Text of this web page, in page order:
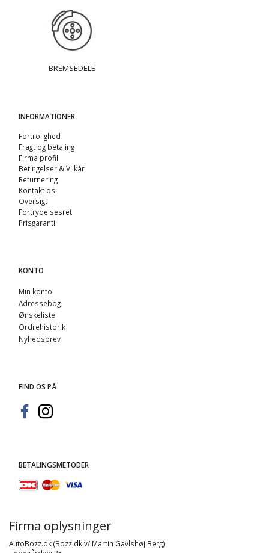
BREMSEDELE
INFORMATIONER
Fortrolighed
Fragt og betaling
Firma profil
Betingelser & Vilkår
Returnering
Kontakt os
Oversigt
Fortrydelsesret
Prisgaranti
KONTO
Min konto
Adressebog
Ønskeliste
Ordrehistorik
Nyhedsbrev
FIND OS PÅ
BETALINGSMETODER
Firma oplysninger
AutoBozz.dk (Bozz.dk v/ Martin Gavlshøj Berg)